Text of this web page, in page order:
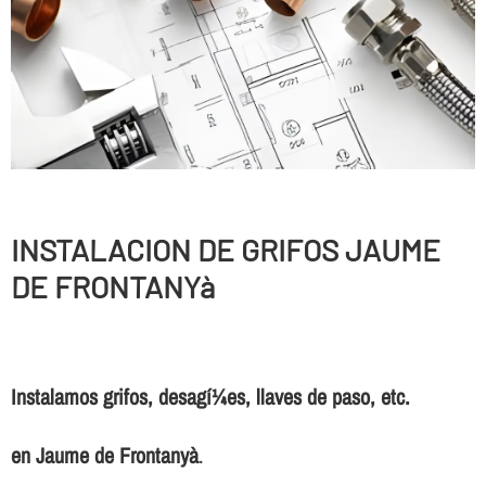
INSTALACION DE GRIFOS JAUME
DE FRONTANYà
Instalamos grifos, desagí¼es, llaves de paso, etc.
en Jaume de Frontanyà.